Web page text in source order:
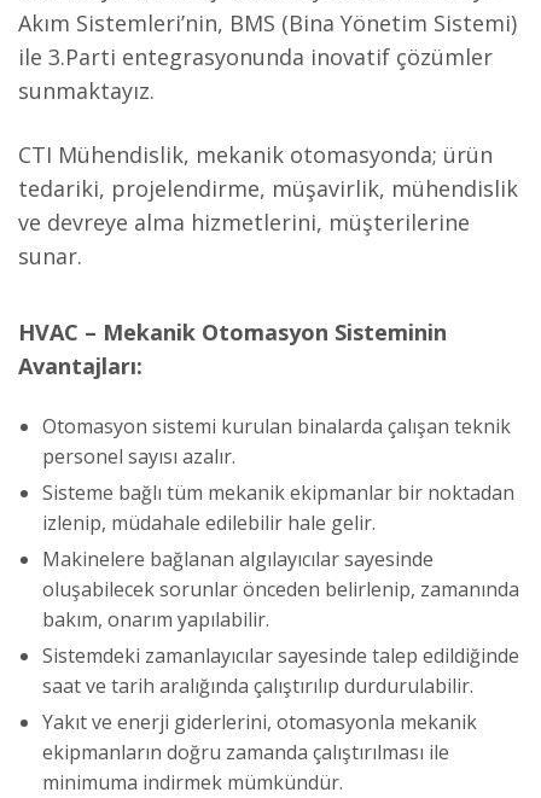
Akım Sistemleri’nin, BMS (Bina Yönetim Sistemi)
ile 3.Parti entegrasyonunda inovatif çözümler
sunmaktayız.
CTI Mühendislik, mekanik otomasyonda; ürün
tedariki, projelendirme, müşavirlik, mühendislik
ve devreye alma hizmetlerini, müşterilerine
sunar.
HVAC – Mekanik Otomasyon Sisteminin
Avantajları:
Otomasyon sistemi kurulan binalarda çalışan teknik
personel sayısı azalır.
Sisteme bağlı tüm mekanik ekipmanlar bir noktadan
izlenip, müdahale edilebilir hale gelir.
Makinelere bağlanan algılayıcılar sayesinde
oluşabilecek sorunlar önceden belirlenip, zamanında
bakım, onarım yapılabilir.
Sistemdeki zamanlayıcılar sayesinde talep edildiğinde
saat ve tarih aralığında çalıştırılıp durdurulabilir.
Yakıt ve enerji giderlerini, otomasyonla mekanik
ekipmanların doğru zamanda çalıştırılması ile
minimuma indirmek mümkündür.